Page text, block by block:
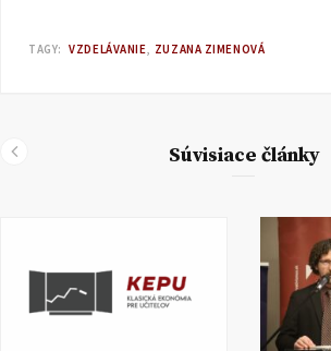
TAGY: VZDELÁVANIE ZUZANA ZIMENOVÁ
Súvisiace články